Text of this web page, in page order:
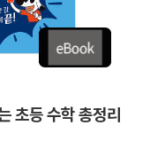
초등 수학 총정리